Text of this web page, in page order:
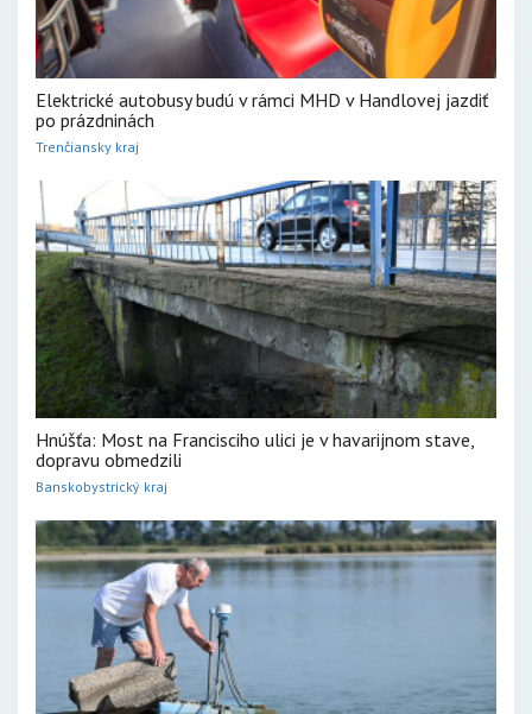
Elektrické autobusy budú v rámci MHD v Handlovej jazdiť
po prázdninách
Trenčiansky kraj
Hnúšťa: Most na Francisciho ulici je v havarijnom stave,
dopravu obmedzili
Banskobystrický kraj